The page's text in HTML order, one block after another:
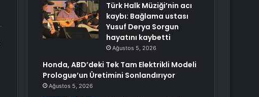
Türk Halk Müziği’nin acı
kaybı: Bağlama ustası
Yusuf Derya Sorgun
hayatını kaybetti
Ağustos 5, 2026
Honda, ABD’deki Tek Tam Elektrikli Modeli
Prologue’un Üretimini Sonlandırıyor
Ağustos 5, 2026